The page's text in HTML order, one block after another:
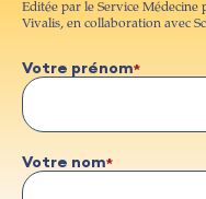
Editée par le Service
Vivalis, en collaboration avec
Votre prénom
Votre nom